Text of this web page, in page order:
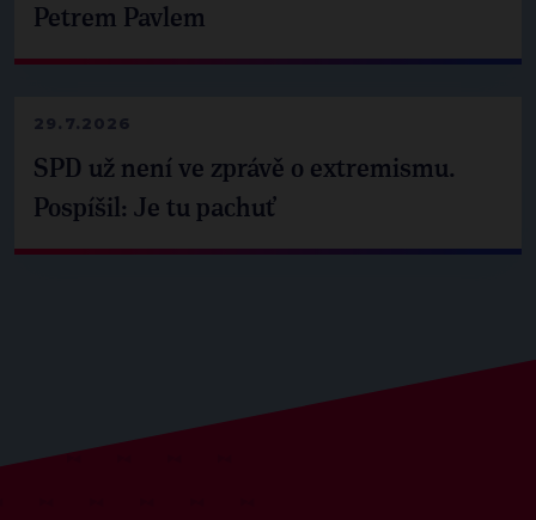
Petrem Pavlem
29.7.2026
SPD už není ve zprávě o extremismu.
Pospíšil: Je tu pachuť